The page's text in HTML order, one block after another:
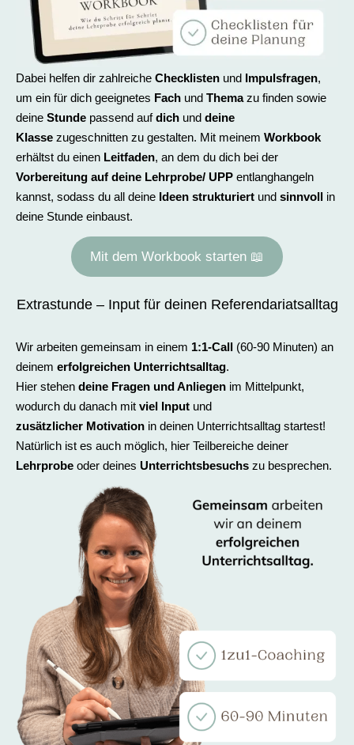
Dabei helfen dir zahlreiche Checklisten und Impulsfragen,
um ein für dich geeignetes Fach und Themazu finden sowie
deine Stunde passend aufdich und deine
Klasse zugeschnitten zu gestalten. Mit meinem Workbook
erhältst du einen Leitfaden, an dem du dich bei der
Vorbereitung auf deine Lehrprobe/ UPP entlanghangeln
kannst, sodass du all deine Ideen strukturiert und sinnvoll in
deine Stunde einbaust.
Mit dem Workbook starten 📖
Extrastunde – Input für deinen Referendariatsalltag
Wir arbeiten gemeinsam in einem 1:1-Call (60-90 Minuten) an
deinem erfolgreichen Unterrichtsalltag.
Hier stehen deine Fragen und Anliegen im Mittelpunkt,
wodurch du danach mit viel Input und
zusätzlicher Motivation in deinen Unterrichtsalltag startest!
Natürlich ist es auch möglich, hier Teilbereiche deiner
Lehrprobe oder deines Unterrichtsbesuchs zu besprechen.